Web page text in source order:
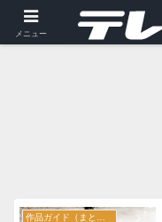
ヒューマ
メニュー